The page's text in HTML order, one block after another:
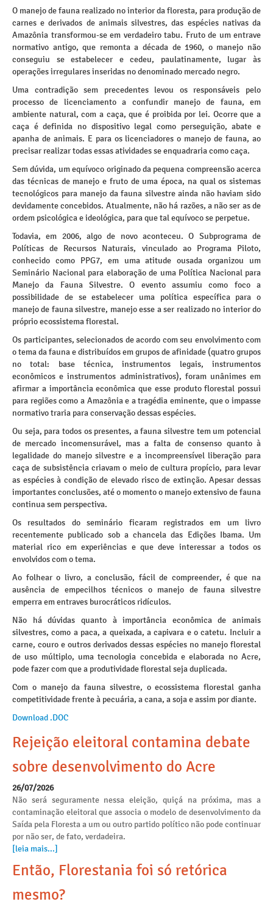
O manejo de fauna realizado no interior da floresta, para produção de
carnes e derivados de animais silvestres, das espécies nativas da
Amazônia transformou-se em verdadeiro tabu. Fruto de um entrave
normativo antigo, que remonta a década de 1960, o manejo não
conseguiu se estabelecer e cedeu, paulatinamente, lugar às
operações irregulares inseridas no denominado mercado negro.
Uma contradição sem precedentes levou os responsáveis pelo
processo de licenciamento a confundir manejo de fauna, em
ambiente natural, com a caça, que é proibida por lei. Ocorre que a
caça é definida no dispositivo legal como perseguição, abate e
apanha de animais. E para os licenciadores o manejo de fauna, ao
precisar realizar todas essas atividades se enquadraria como caça.
Sem dúvida, um equívoco originado da pequena compreensão acerca
das técnicas de manejo e fruto de uma época, na qual os sistemas
tecnológicos para manejo da fauna silvestre ainda não haviam sido
devidamente concebidos. Atualmente, não há razões, a não ser as de
ordem psicológica e ideológica, para que tal equívoco se perpetue.
Todavia, em 2006, algo de novo aconteceu. O Subprograma de
Políticas de Recursos Naturais, vinculado ao Programa Piloto,
conhecido como PPG7, em uma atitude ousada organizou um
Seminário Nacional para elaboração de uma Política Nacional para
Manejo da Fauna Silvestre. O evento assumiu como foco a
possibilidade de se estabelecer uma política específica para o
manejo de fauna silvestre, manejo esse a ser realizado no interior do
próprio ecossistema florestal.
Os participantes, selecionados de acordo com seu envolvimento com
o tema da fauna e distribuídos em grupos de afinidade (quatro grupos
no total: base técnica, instrumentos legais, instrumentos
econômicos e instrumentos administrativos), foram unânimes em
afirmar a importância econômica que esse produto florestal possui
para regiões como a Amazônia e a tragédia eminente, que o impasse
normativo traria para conservação dessas espécies.
Ou seja, para todos os presentes, a fauna silvestre tem um potencial
de mercado incomensurável, mas a falta de consenso quanto à
legalidade do manejo silvestre e a incompreensível liberação para
caça de subsistência criavam o meio de cultura propício, para levar
as espécies à condição de elevado risco de extinção. Apesar dessas
importantes conclusões, até o momento o manejo extensivo de fauna
continua sem perspectiva.
Os resultados do seminário ficaram registrados em um livro
recentemente publicado sob a chancela das Edições Ibama. Um
material rico em experiências e que deve interessar a todos os
envolvidos com o tema.
Ao folhear o livro, a conclusão, fácil de compreender, é que na
ausência de empecilhos técnicos o manejo de fauna silvestre
emperra em entraves burocráticos ridículos.
Não há dúvidas quanto à importância econômica de animais
silvestres, como a paca, a queixada, a capivara e o catetu. Incluir a
carne, couro e outros derivados dessas espécies no manejo florestal
de uso múltiplo, uma tecnologia concebida e elaborada no Acre,
pode fazer com que a produtividade florestal seja duplicada.
Com o manejo da fauna silvestre, o ecossistema florestal ganha
competitividade frente à pecuária, a cana, a soja e assim por diante.
Download .DOC
Rejeição eleitoral contamina debate
sobre desenvolvimento do Acre
26/07/2026
Não será seguramente nessa eleição, quiçá na próxima, mas a
contaminação eleitoral que associa o modelo de desenvolvimento da
Saída pela Floresta a um ou outro partido político não pode continuar
por não ser, de fato, verdadeira.
[leia mais...]
Então, Florestania foi só retórica
mesmo?